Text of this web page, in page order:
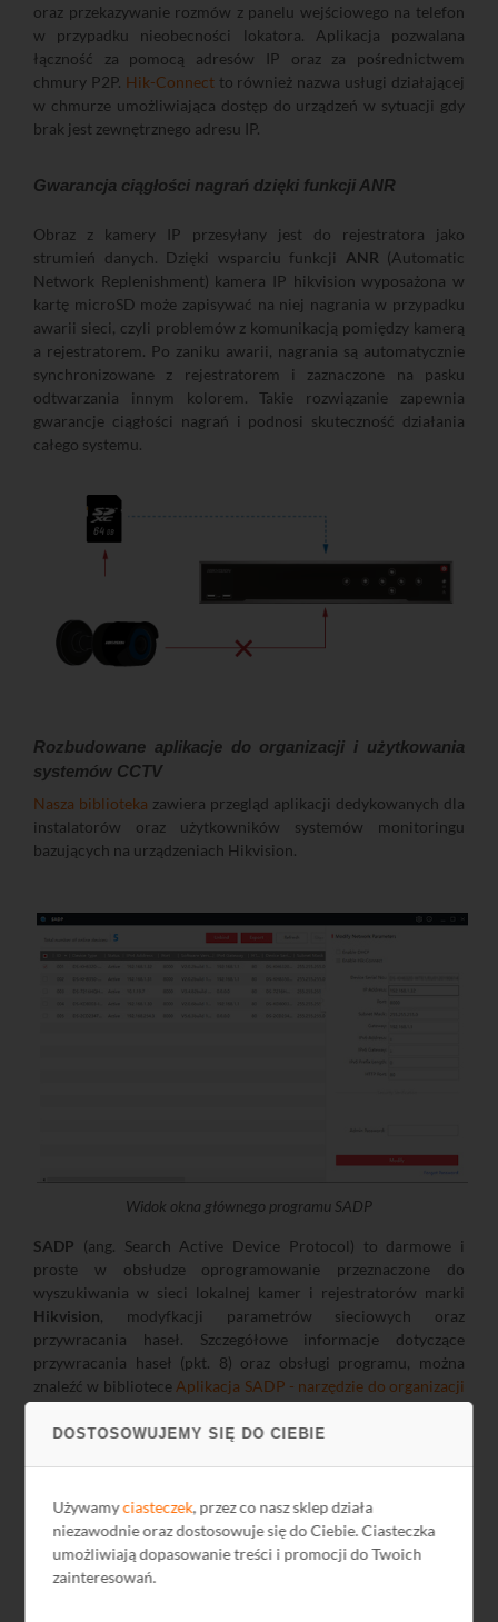
DOSTOSOWUJEMY SIĘ DO CIEBIE
Używamyciasteczek, przez co nasz sklep działa
niezawodnie oraz dostosowuje się do Ciebie. Ciasteczka
umożliwiają dopasowanie treści i promocji do Twoich
zainteresowań.
oraz przekazywanie rozmów z panelu wejściowego na telefon
w przypadku nieobecności lokatora. Aplikacja pozwalana
łączność za pomocą adresów IP oraz za pośrednictwem
chmury P2P. Hik-Connectto również nazwa usługi działającej
w chmurze umożliwiająca dostęp do urządzeń w sytuacji gdy
brak jest zewnętrznego adresu IP.
Gwarancja ciągłości nagrań dzięki funkcji ANR
Obraz z kamery IP przesyłany jest do rejestratora jako
strumień danych. Dzięki wsparciu funkcji ANR (Automatic
Network Replenishment) kamera IP hikvision wyposażona w
kartę microSD może zapisywać na niej nagrania w przypadku
awarii sieci, czyli problemów z komunikacją pomiędzy kamerą
a rejestratorem. Po zaniku awarii, nagrania są automatycznie
synchronizowane z rejestratorem i zaznaczone na pasku
odtwarzania innym kolorem. Takie rozwiązanie zapewnia
gwarancje ciągłości nagrań i podnosi skuteczność działania
całego systemu.
Rozbudowane aplikacje do organizacji i użytkowania
systemów CCTV
Nasza biblioteka zawiera przegląd aplikacji dedykowanych dla
instalatorów oraz użytkowników systemów monitoringu
bazujących na urządzeniach Hikvision.
Widok okna głównego programu SADP
SADP (ang. Search Active Device Protocol) to darmowe i
proste w obsłudze oprogramowanie przeznaczone do
wyszukiwania w sieci lokalnej kamer i rejestratorów marki
Hikvision, modyfkacji parametrów sieciowych oraz
przywracania haseł. Szczegółowe informacje dotyczące
przywracania haseł (pkt. 8) oraz obsługi programu, można
znaleźć w bibliotece Aplikacja SADP - narzędzie do organizacji
lokalnej.
Dane techniczne